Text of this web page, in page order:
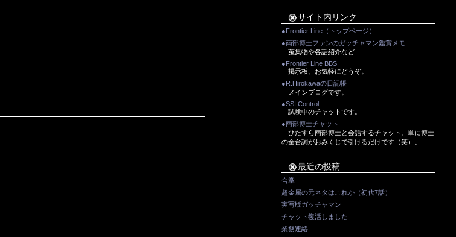
サイト内リンク
●Frontier Line（トップページ）
●南部博士ファンのガッチャマン鑑賞メモ
蒐集物や各話紹介など
●Frontier Line BBS
掲示板、お気軽にどうぞ。
●R.Hirokawaの日記帳
メインブログです。
●SSI Control
試験中のチャットです。
●南部博士チャット
ひたすら南部博士と会話するチャット。単に博士
の全台詞がおみくじで引けるだけです（笑）。
最近の投稿
合掌
超金属の元ネタはこれか（初代7話）
実写版ガッチャマン
チャット復活しました
業務連絡